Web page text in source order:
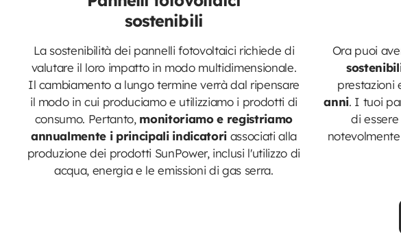
sostenibili
La sostenibilità dei pannelli fotovoltaici richiede di
valutare il loro impatto in modo multidimensionale.
Il cambiamento a lungo termine verrà dal ripensare
il modo in cui produciamo e utilizziamo i prodotti di
consumo. Pertanto, monitoriamo e registriamo
annualmente i principali indicatori associati alla
produzione dei prodotti SunPower, inclusi l'utilizzo di
acqua, energia e le emissioni di gas serra.
Ora puoi
prestazioni
anni. I tuoi
di